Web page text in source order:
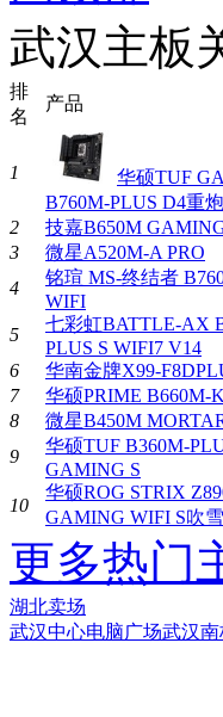
武汉主板
排
名
产品
1
华硕TUF
B760M-PLUS D4重
2 技嘉B650M
3
微星A520M-A PRO
4
铭瑄 MS-终结者
WIFI
5
七彩虹BATTLE-AX
PLUS S WIFI7 V14
6
华南金牌X99-
7
华硕PRIME B660M-
8
微星B450M
9
华硕TUF B360M-
GAMING S
10
华硕ROG STRIX
GAMING WIFI S吹雪
更多热门
湖北卖场
武汉中心电脑广场武汉